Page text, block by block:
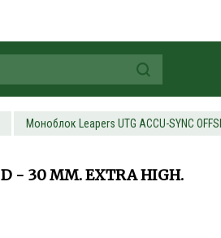
Моноблок Leapers UTG ACCU-SYNC
D - 30 ММ. EXTRA HIGH.